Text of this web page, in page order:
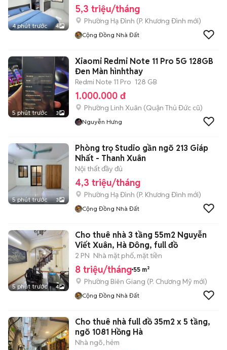
4 phút trước 4
5,3 triệu/tháng
Phường Hạ Đình (P. Khương Đình mới)
Cộng Đồng Nhà Đất
5 phút trước 3
Xiaomi Redmi Note 11 Pro 5G 128GB
Đen Màn hìnhthay
Redmi Note 11 Pro 128 GB
1.000.000 đ
Phường Linh Xuân (Quận Thủ Đức cũ)
Nguyễn Hưng
5 phút trước 3
Phòng trọ Studio gần ngõ 213 Giáp
Nhất - Thanh Xuân
Nội thất đầy đủ
4,3 triệu/tháng
Phường Hạ Đình (P. Khương Đình mới)
Cộng Đồng Nhà Đất
5 phút trước 4
Cho thuê nhà 3 tầng 55m2 Nguyễn
Viết Xuân, Hà Đông, full đồ
2 PN Nhà mặt phố, mặt tiền
8 triệu/tháng 55 m²
Phường Biên Giang (P. Chương Mỹ mới)
Cộng Đồng Nhà Đất
Cho thuê nhà full đồ 35m2 x 5 tầng,
ngõ 1081 Hồng Hà
Nhà ngõ, hẻm